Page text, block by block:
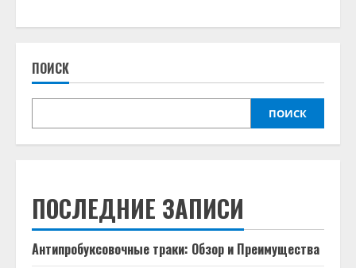
ПОИСК
ПОИСК
ПОСЛЕДНИЕ ЗАПИСИ
Антипробуксовочные траки: Обзор и Преимущества